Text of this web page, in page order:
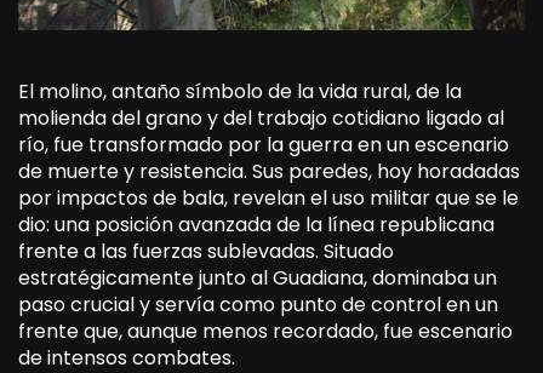
El molino, antaño símbolo de la vida rural, de la
molienda del grano y del trabajo cotidiano ligado al
río, fue transformado por la guerra en un escenario
de muerte y resistencia. Sus paredes, hoy horadadas
por impactos de bala, revelan el uso militar que se le
dio: una posición avanzada de la línea republicana
frente a las fuerzas sublevadas. Situado
estratégicamente junto al Guadiana, dominaba un
paso crucial y servía como punto de control en un
frente que, aunque menos recordado, fue escenario
de intensos combates.